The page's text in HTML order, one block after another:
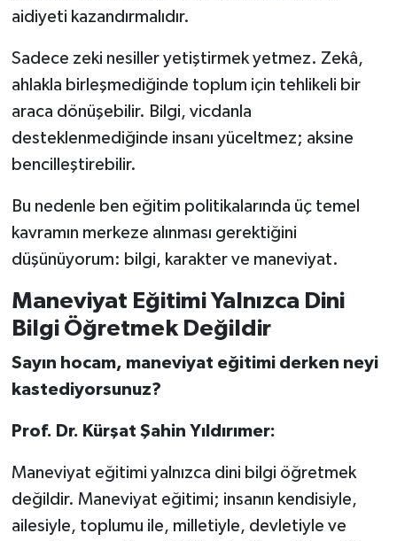
aidiyeti kazandırmalıdır.
Sadece zeki nesiller yetiştirmek yetmez. Zekâ,
ahlakla birleşmediğinde toplum için tehlikeli bir
araca dönüşebilir. Bilgi, vicdanla
desteklenmediğinde insanı yüceltmez; aksine
bencilleştirebilir.
Bu nedenle ben eğitim politikalarında üç temel
kavramın merkeze alınması gerektiğini
düşünüyorum: bilgi, karakter ve maneviyat.
Maneviyat Eğitimi Yalnızca Dini
Bilgi Öğretmek Değildir
Sayın hocam, maneviyat eğitimi derken neyi
kastediyorsunuz?
Prof. Dr. Kürşat Şahin Yıldırımer:
Maneviyat eğitimi yalnızca dini bilgi öğretmek
değildir. Maneviyat eğitimi; insanın kendisiyle,
ailesiyle, toplumu ile, milletiyle, devletiyle ve